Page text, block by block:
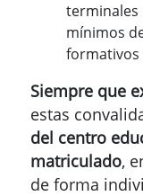
terminales
mínimos
formativos
Siempre que
estas
del centro
matriculado,
de forma